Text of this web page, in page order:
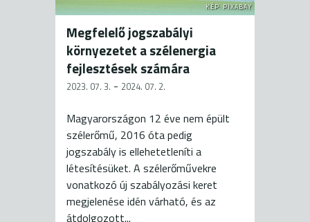
KÉP: PIXABAY
Megfelelő jogszabályi
környezetet a szélenergia
fejlesztések számára
2023. 07. 3. - 2024. 07. 2.
Magyarországon 12 éve nem épült
szélerőmű, 2016 óta pedig
jogszabály is ellehetetleníti a
létesítésüket. A szélerőművekre
vonatkozó új szabályozási keret
megjelenése idén várható, és az
átdolgozott...